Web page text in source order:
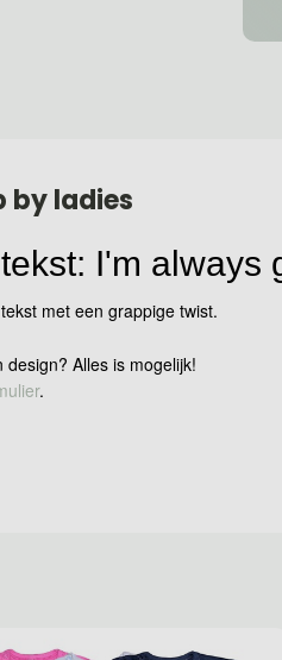
by ladies
I'm always
met een grappige twist.
Alles is mogelijk!
.